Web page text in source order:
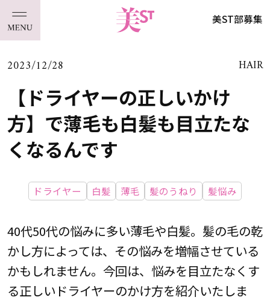
美ST部募集
2023/12/28 HAIR
【ドライヤーの正しいかけ
方】で薄毛も白髪も目立たな
くなるんです
ドライヤー 白髪 薄毛 髪のうねり 髪悩み
40代50代の悩みに多い薄毛や白髪。髪の毛の乾
かし方によっては、その悩みを増幅させている
かもしれません。今回は、悩みを目立たなくす
る正しいドライヤーのかけ方を紹介いたしま